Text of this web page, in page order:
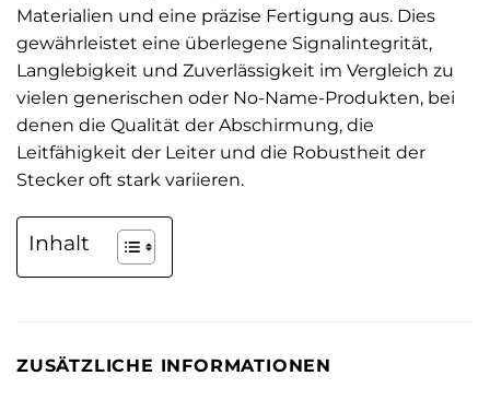
Materialien und eine präzise Fertigung aus. Dies
gewährleistet eine überlegene Signalintegrität,
Langlebigkeit und Zuverlässigkeit im Vergleich zu
vielen generischen oder No-Name-Produkten, bei
denen die Qualität der Abschirmung, die
Leitfähigkeit der Leiter und die Robustheit der
Stecker oft stark variieren.
Inhalt
ZUSÄTZLICHE INFORMATIONEN